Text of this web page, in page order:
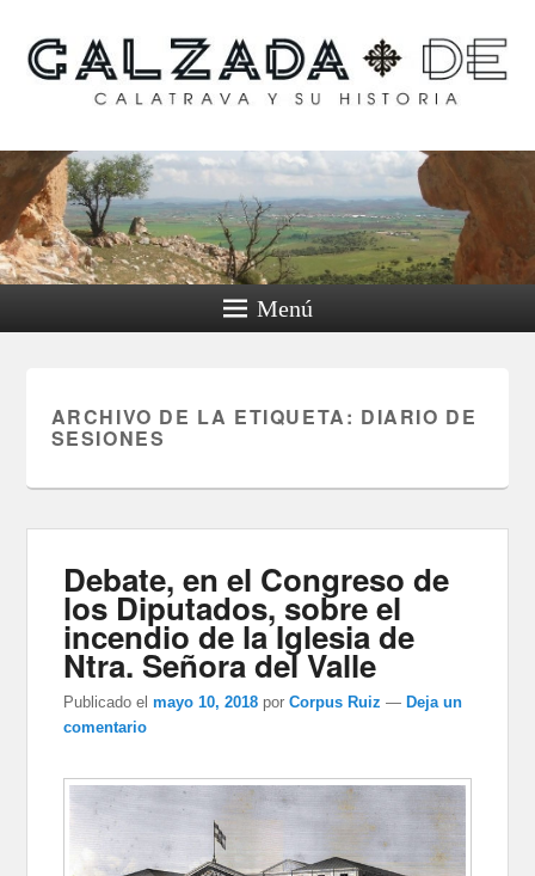
Calzada de Calatrava y
su historia
Menú
ARCHIVO DE LA ETIQUETA: DIARIO DE
SESIONES
Debate, en el Congreso de
los Diputados, sobre el
incendio de la Iglesia de
Ntra. Señora del Valle
Publicado el mayo 10, 2018 porCorpus Ruiz — Deja un
comentario